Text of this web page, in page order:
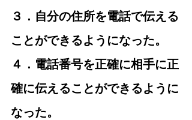
３．自分の住所を電話で伝える
ことができるようになった。
４．電話番号を正確に相手に正
確に伝えることができるように
なった。